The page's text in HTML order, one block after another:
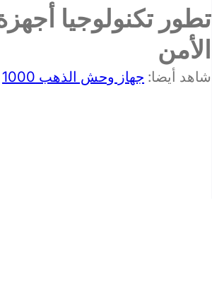
تطور تكنولوجيا
الأمن
شاهد أيضا: جهاز وحش الذهب 1000